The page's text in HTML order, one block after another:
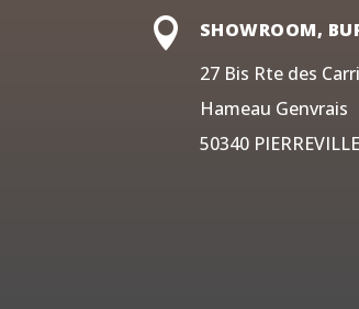

SHOWROOM,
27 Bis Rte des
Hameau Genvrais
50340 PIERREVILLE